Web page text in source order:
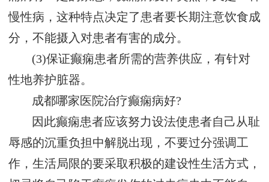
慢性病，这种特点决定了患者要长期注意饮食成
分，不能摄入对患者有害的成分。
(3)保证癫痫患者所需的营养供应，有针对
性地养护脏器。
成都哪家医院治疗癫痫病好?
因此癫痫患者应该努力设法使患者自己从耻
辱感的沉重负担中解脱出现，不要过分强调工
作，生活局限的要采取积极的建设性生活方式，